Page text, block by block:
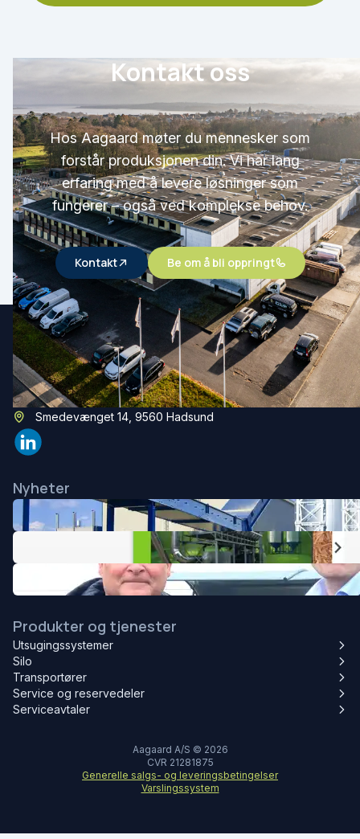
Kontakt oss
Hos Aagaard møter du mennesker som
forstår produksjonen din. Vi har lang
erfaring med å levere løsninger som
fungerer – også ved komplekse behov.
Kontakt Be om å bli oppringt
Aagaard A/S
(+45) 96 53 12 00
mail@aagaard-systems.dk
Smedevænget 14, 9560 Hadsund
Nyheter
Produkter og tjenester
Utsugingssystemer
Silo
Transportører
Service og reservedeler
Serviceavtaler
Aagaard A/S © 2026
CVR 21281875
Generelle salgs- og leveringsbetingelser
Varslingssystem